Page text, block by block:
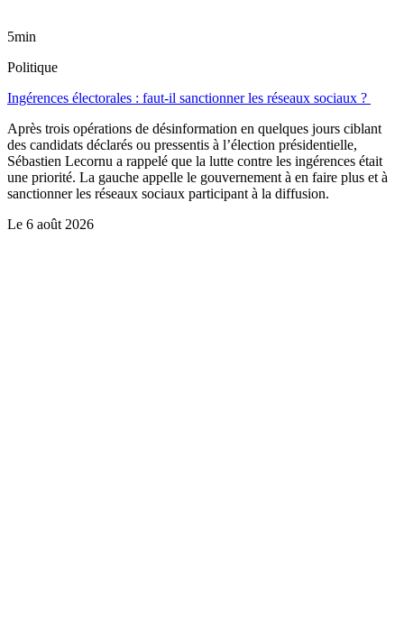
5min
Politique
Ingérences électorales : faut-il sanctionner les réseaux sociaux ?
Après trois opérations de désinformation en quelques jours ciblant
des candidats déclarés ou pressentis à l’élection présidentielle,
Sébastien Lecornu a rappelé que la lutte contre les ingérences était
une priorité. La gauche appelle le gouvernement à en faire plus et à
sanctionner les réseaux sociaux participant à la diffusion.
Le 6 août 2026